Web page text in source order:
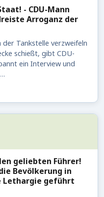
- CDU-Mann
Arroganz der
Tankstelle verzweifeln
schießt, gibt CDU-
ein Interview und
geliebten Führer!
Bevölkerung in
Lethargie geführt